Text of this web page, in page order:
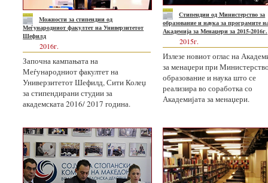
Mожности за стипендии од
Меѓународниот факултет на Универзитетот
Шефилд
2016г.
Започна кампањата на
Меѓународниот факултет на
Универзитетот Шефилд, Сити Колеџ
за стипендирани студии за
академската 2016/ 2017 година.
Стипендии од Министерство за
образование и наука за програмите
Академија за Менаџери за 2015-2016г.
2015г.
Излезе новиот оглас на
за менаџери при
образование и наука што се
реализира во соработка со
Академијата за менаџери.